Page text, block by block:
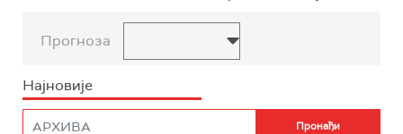
Прогноза
Најновије